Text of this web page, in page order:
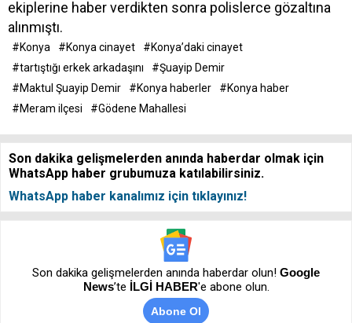
ekiplerine haber verdikten sonra polislerce gözaltına
alınmıştı.
#Konya #Konya cinayet
#Konya’daki cinayet
#tartıştığı erkek arkadaşını
#Şuayip Demir
#Maktul Şuayip Demir
#Konya haberler
#Konya haber
#Meram ilçesi
#Gödene Mahallesi
Son dakika gelişmelerden anında haberdar olmak için
WhatsApp haber grubumuza katılabilirsiniz.
WhatsApp haber kanalımız için tıklayınız!
Son dakika gelişmelerden anında haberdar olun! Google
News’te İLGİ HABER'e abone olun.
Abone Ol